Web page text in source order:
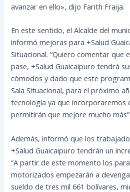
avanzar en ello», dijo Farith Fraija.
En este sentido, el Alcalde del
informó mejoras para +Salud
Situacional. “Quiero comentar que
pase, +Salud Guaicaipuro tendrá
cómodos y dado que este
Sala Situacional, para el próximo
tecnología ya que incorporaremos
permitirán que mejore mucho
Además, informó que los
+Salud Guaicaipuro tendrán un
“A partir de este momento los
motorizados empezarán a
sueldo de tres mil 661 bolívares,